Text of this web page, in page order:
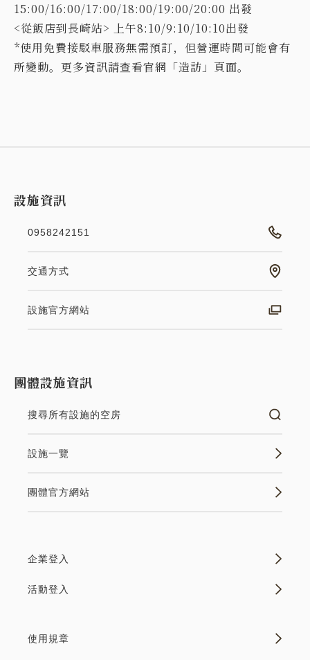
15:00/16:00/17:00/18:00/19:00/20:00 出發
<從飯店到長崎站> 上午8:10/9:10/10:10出發
*使用免費接駁車服務無需預訂，但營運時間可能會有
所變動。更多資訊請查看官網「造訪」頁面。
設施資訊
0958242151
交通方式
設施官方網站
團體設施資訊
搜尋所有設施的空房
設施一覽
團體官方網站
企業登入
活動登入
使用規章